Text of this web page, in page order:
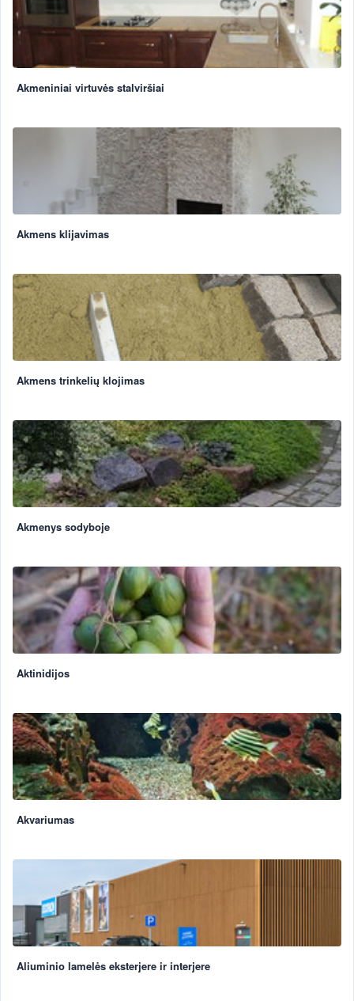
Akmeniniai virtuvės stalviršiai
Akmens klijavimas
Akmens trinkelių klojimas
Akmenys sodyboje
Aktinidijos
Akvariumas
Aliuminio lamelės eksterjere ir interjere